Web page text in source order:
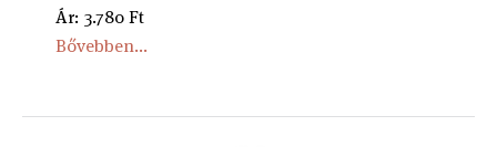
Ár: 3.780 Ft
Bővebben...